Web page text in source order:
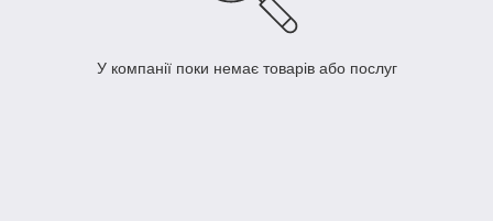
У компанії поки немає товарів або послуг